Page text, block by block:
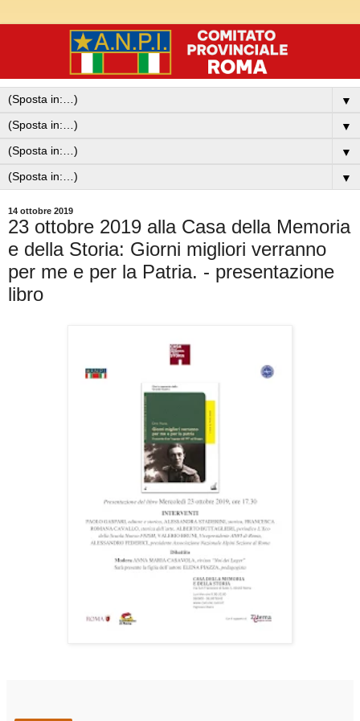
▼
▼
▼
▼
14 ottobre 2019
23 ottobre 2019 alla Casa della Memoria
e della Storia: Giorni migliori verranno
per me e per la Patria. - presentazione
libro